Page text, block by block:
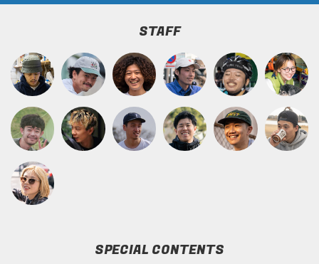
STAFF
SPECIAL CONTENTS